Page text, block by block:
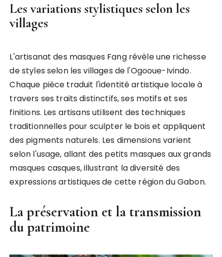
Les variations stylistiques selon les
villages
L'artisanat des masques Fang révèle une richesse
de styles selon les villages de l'Ogooue-Ivindo.
Chaque pièce traduit l'identité artistique locale à
travers ses traits distinctifs, ses motifs et ses
finitions. Les artisans utilisent des techniques
traditionnelles pour sculpter le bois et appliquent
des pigments naturels. Les dimensions varient
selon l'usage, allant des petits masques aux grands
masques casques, illustrant la diversité des
expressions artistiques de cette région du Gabon.
La préservation et la transmission
du patrimoine